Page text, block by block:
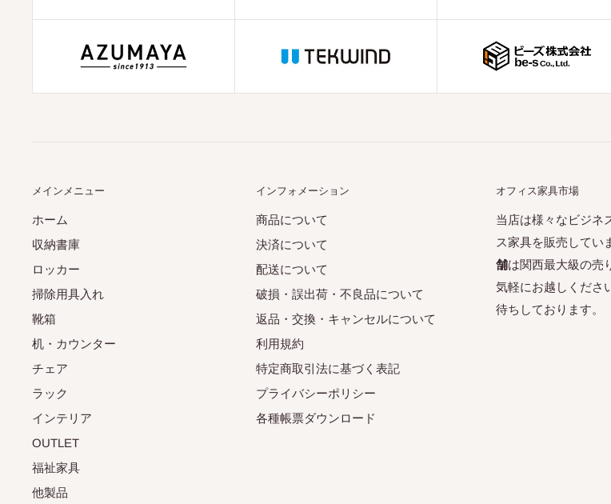
メインメニュー
ホーム
収納書庫
ロッカー
掃除用具入れ
靴箱
机・カウンター
チェア
ラック
インテリア
OUTLET
福祉家具
他製品
インフォメーション
商品について
決済について
配送について
破損・誤出荷・不良品について
返品・交換・キャンセルについて
利用規約
特定商取引法に基づく表記
プライバシーポリシー
各種帳票ダウンロード
オフィス家具市場
当店は様々なビジネ
ス家具を販売してい
舗は関西最大級の売
気軽にお越しくださ
待ちしております。